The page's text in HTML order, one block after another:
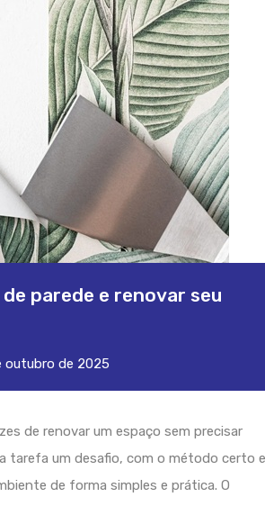
parede e renovar seu
outubro de 2025
de renovar um espaço sem precisar
tarefa um desafio, com o método certo e
de forma simples e prática. O